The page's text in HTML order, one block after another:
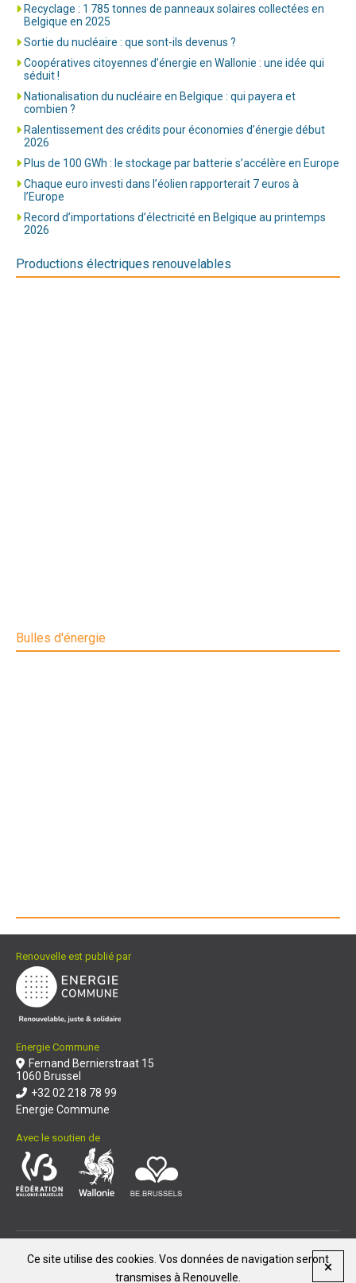
Recyclage : 1 785 tonnes de panneaux solaires collectées en
Belgique en 2025
Sortie du nucléaire : que sont-ils devenus ?
Coopératives citoyennes d’énergie en Wallonie : une idée qui
séduit !
Nationalisation du nucléaire en Belgique : qui payera et
combien ?
Ralentissement des crédits pour économies d’énergie début
2026
Plus de 100 GWh : le stockage par batterie s’accélère en Europe
Chaque euro investi dans l’éolien rapporterait 7 euros à
l’Europe
Record d’importations d’électricité en Belgique au printemps
2026
Productions électriques renouvelables
Bulles d'énergie
Renouvelle est publié par
Energie Commune
Fernand Bernierstraat 15
1060 Brussel
+32 02 218 78 99
Energie Commune
Avec le soutien de
© Renouvelle 2026
Reproduction et diffusion de nos articles
Politique de confidentialité
Mentions légales
Ce site utilise des cookies. Vos données de navigation seront
transmises à Renouvelle.